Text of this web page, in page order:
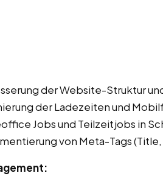
der Website-Struktur
der Ladezeiten und
Jobs und Teilzeitjobs in
von Meta-Tags